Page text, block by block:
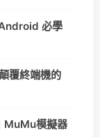
必學
覆終端機的
MuMu模擬器